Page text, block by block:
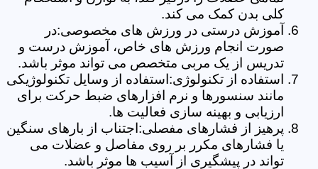
کلی بدن کمک می کند.
آموزش درستی در ورزش های مخصوصی:در
صورت انجام ورزش های خاص، آموزش درست و
تدریس از یک مربی متخصص می تواند موثر باشد.
استفاده از تکنولوژی:استفاده از وسایل تکنولوژیکی
مانند سنسورها و نرم افزارهای ضبط حرکت برای
ارزیابی و بهینه سازی فعالیت ها.
پرهیز از فشارهای مفصلی:اجتناب از بارهای سنگین
یا فشارهای مکرر بر روی مفاصل و عضلات می
تواند در پیشگیری از آسیب ها موثر باشد.